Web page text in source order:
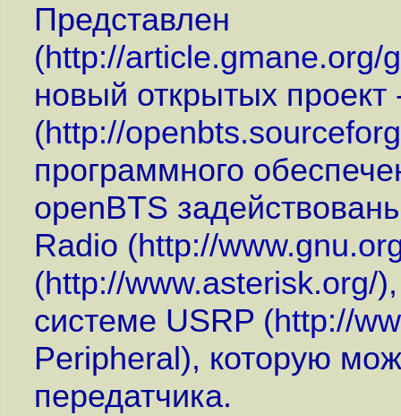
Представлен
(http://article.gmane.org/
новый открытых проект
(http://
программного
openBTS
Radio (http://
(http://www.asterisk.org/
системе USRP (http://
Peripheral), которую
передатчика.